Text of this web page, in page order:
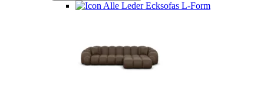
Alle Leder Ecksofas L-Form